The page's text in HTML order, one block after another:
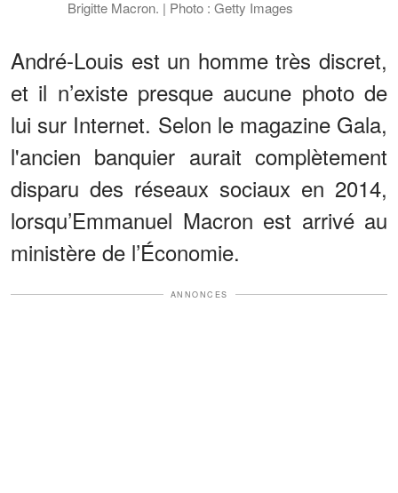
Brigitte Macron. | Photo : Getty Images
André-Louis est un homme très discret,
et il n’existe presque aucune photo de
lui sur Internet. Selon le magazine Gala,
l'ancien banquier aurait complètement
disparu des réseaux sociaux en 2014,
lorsqu’Emmanuel Macron est arrivé au
ministère de l’Économie.
ANNONCES